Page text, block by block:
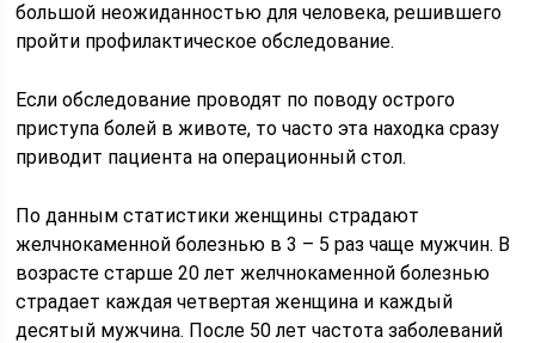
большой неожиданностью для человека, решившего
пройти профилактическое обследование.
Если обследование проводят по поводу острого
приступа болей в животе, то часто эта находка сразу
приводит пациента на операционный стол.
По данным статистики женщины страдают
желчнокаменной болезнью в 3 – 5 раз чаще мужчин. В
возрасте старше 20 лет желчнокаменной болезнью
страдает каждая четвертая женщина и каждый
десятый мужчина. После 50 лет частота заболеваний